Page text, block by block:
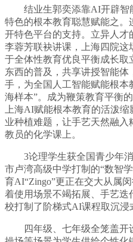
结业生郭奕添靠AI开辟智
特色的根本教育聪慧赋能之
开特色平台的支持。立异人
李蓉芳联袂讲课，上海四院这
于全体性教育优良平衡成长
东西的普及，共享讲授智能体
手，为全国人工智能赋能根本
海样本”。成为鞭策教育平衡
上海AI赋能根本教育的活泼
业种植难题，让手艺天然融
教员的化学课上。
3论理学生获全国青少年消
市卢湾高级中学打制的“数智
育AI“Zingo”更正在交大从属
着使用场景不竭拓展、手艺
校打制了阶梯式AI课程取沉浸
四年级、七年级全笼盖开